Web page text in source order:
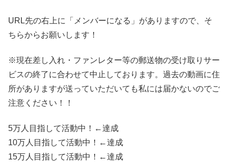
URL先の右上に「メンバーになる」がありますので、そ
ちらからお願いします！
※現在差し入れ・ファンレター等の郵送物の受け取りサー
ビスの終了に合わせて中止しております。過去の動画に住
所がありますが送っていただいても私には届かないのでご
注意ください！！
5万人目指して活動中！←達成
10万人目指して活動中！←達成
15万人目指して活動中！←達成